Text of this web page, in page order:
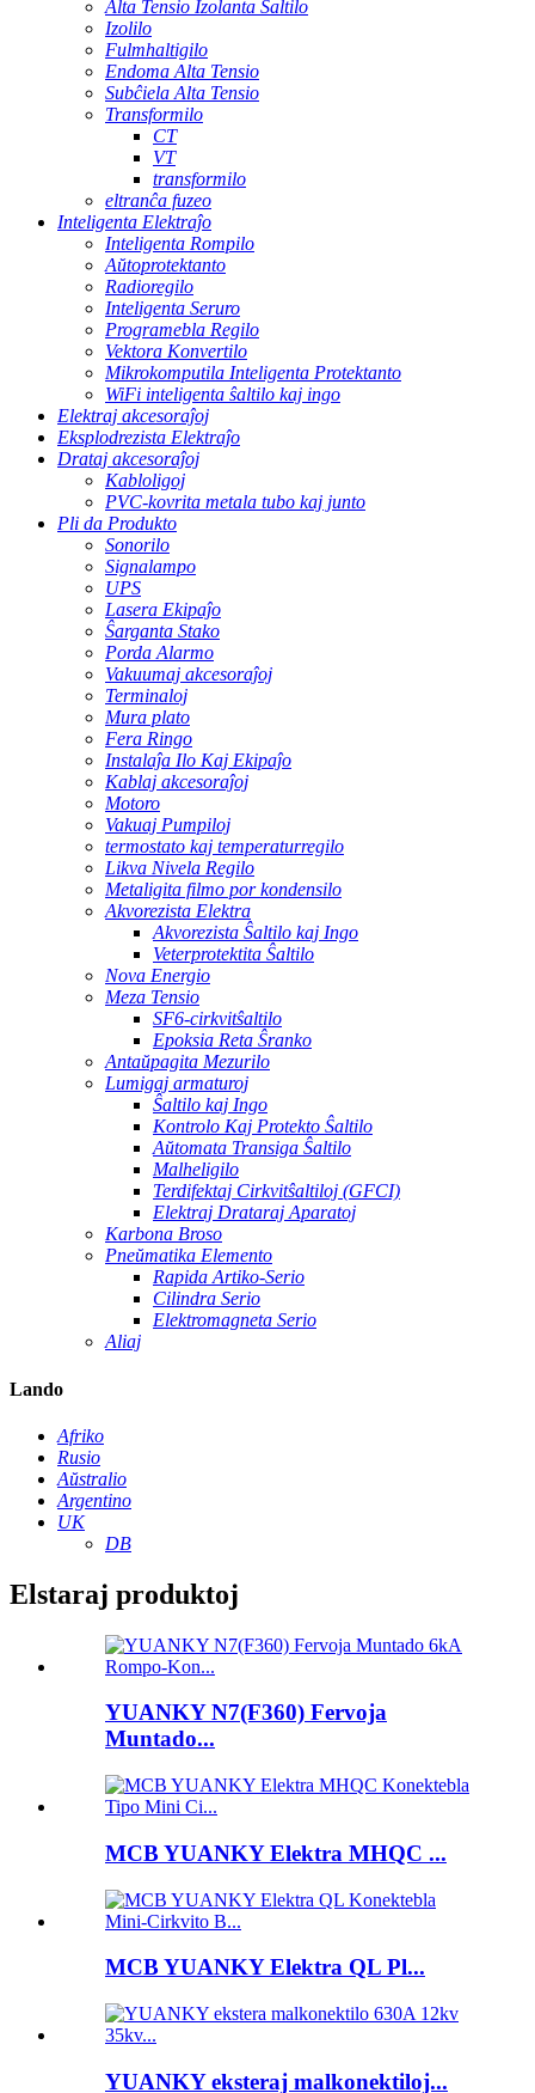
Alta Tensio Izolanta Ŝaltilo
Izolilo
Fulmhaltigilo
Endoma Alta Tensio
Subĉiela Alta Tensio
Transformilo
CT
VT
transformilo
eltranĉa fuzeo
Inteligenta Elektraĵo
Inteligenta Rompilo
Aŭtoprotektanto
Radioregilo
Inteligenta Seruro
Programebla Regilo
Vektora Konvertilo
Mikrokomputila Inteligenta Protektanto
WiFi inteligenta ŝaltilo kaj ingo
Elektraj akcesoraĵoj
Eksplodrezista Elektraĵo
Drataj akcesoraĵoj
Kabloligoj
PVC-kovrita metala tubo kaj junto
Pli da Produkto
Sonorilo
Signalampo
UPS
Lasera Ekipaĵo
Ŝarganta Stako
Porda Alarmo
Vakuumaj akcesoraĵoj
Terminaloj
Mura plato
Fera Ringo
Instalaĵa Ilo Kaj Ekipaĵo
Kablaj akcesoraĵoj
Motoro
Vakuaj Pumpiloj
termostato kaj temperaturregilo
Likva Nivela Regilo
Metaligita filmo por kondensilo
Akvorezista Elektra
Akvorezista Ŝaltilo kaj Ingo
Veterprotektita Ŝaltilo
Nova Energio
Meza Tensio
SF6-cirkvitŝaltilo
Epoksia Reta Ŝranko
Antaŭpagita Mezurilo
Lumigaj armaturoj
Ŝaltilo kaj Ingo
Kontrolo Kaj Protekto Ŝaltilo
Aŭtomata Transiga Ŝaltilo
Malheligilo
Terdifektaj Cirkvitŝaltiloj (GFCI)
Elektraj Drataraj Aparatoj
Karbona Broso
Pneŭmatika Elemento
Rapida Artiko-Serio
Cilindra Serio
Elektromagneta Serio
Aliaj
Lando
Afriko
Rusio
Aŭstralio
Argentino
UK
DB
Elstaraj produktoj
YUANKY N7(F360) Fervoja
Muntado...
MCB YUANKY Elektra MHQC ...
MCB YUANKY Elektra QL Pl...
YUANKY eksteraj malkonektiloj...